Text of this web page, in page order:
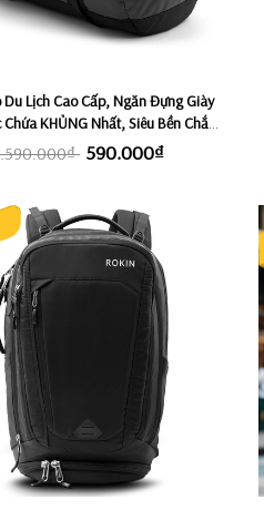
Lịch Cao Cấp, Ngăn Đựng Giày
Chứa KHỦNG Nhất, Siêu Bền Chắc,
Thấm Nước ROKIN TRAVEL MAX
590.000₫